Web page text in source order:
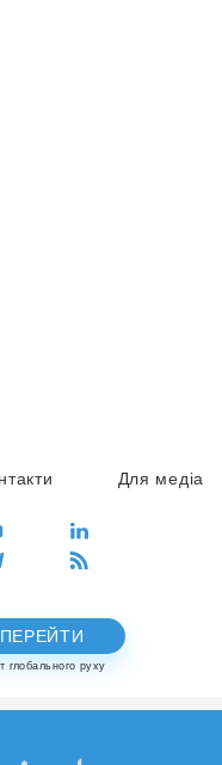
Для медіа
ПЕРЕЙТИ
глобального руху